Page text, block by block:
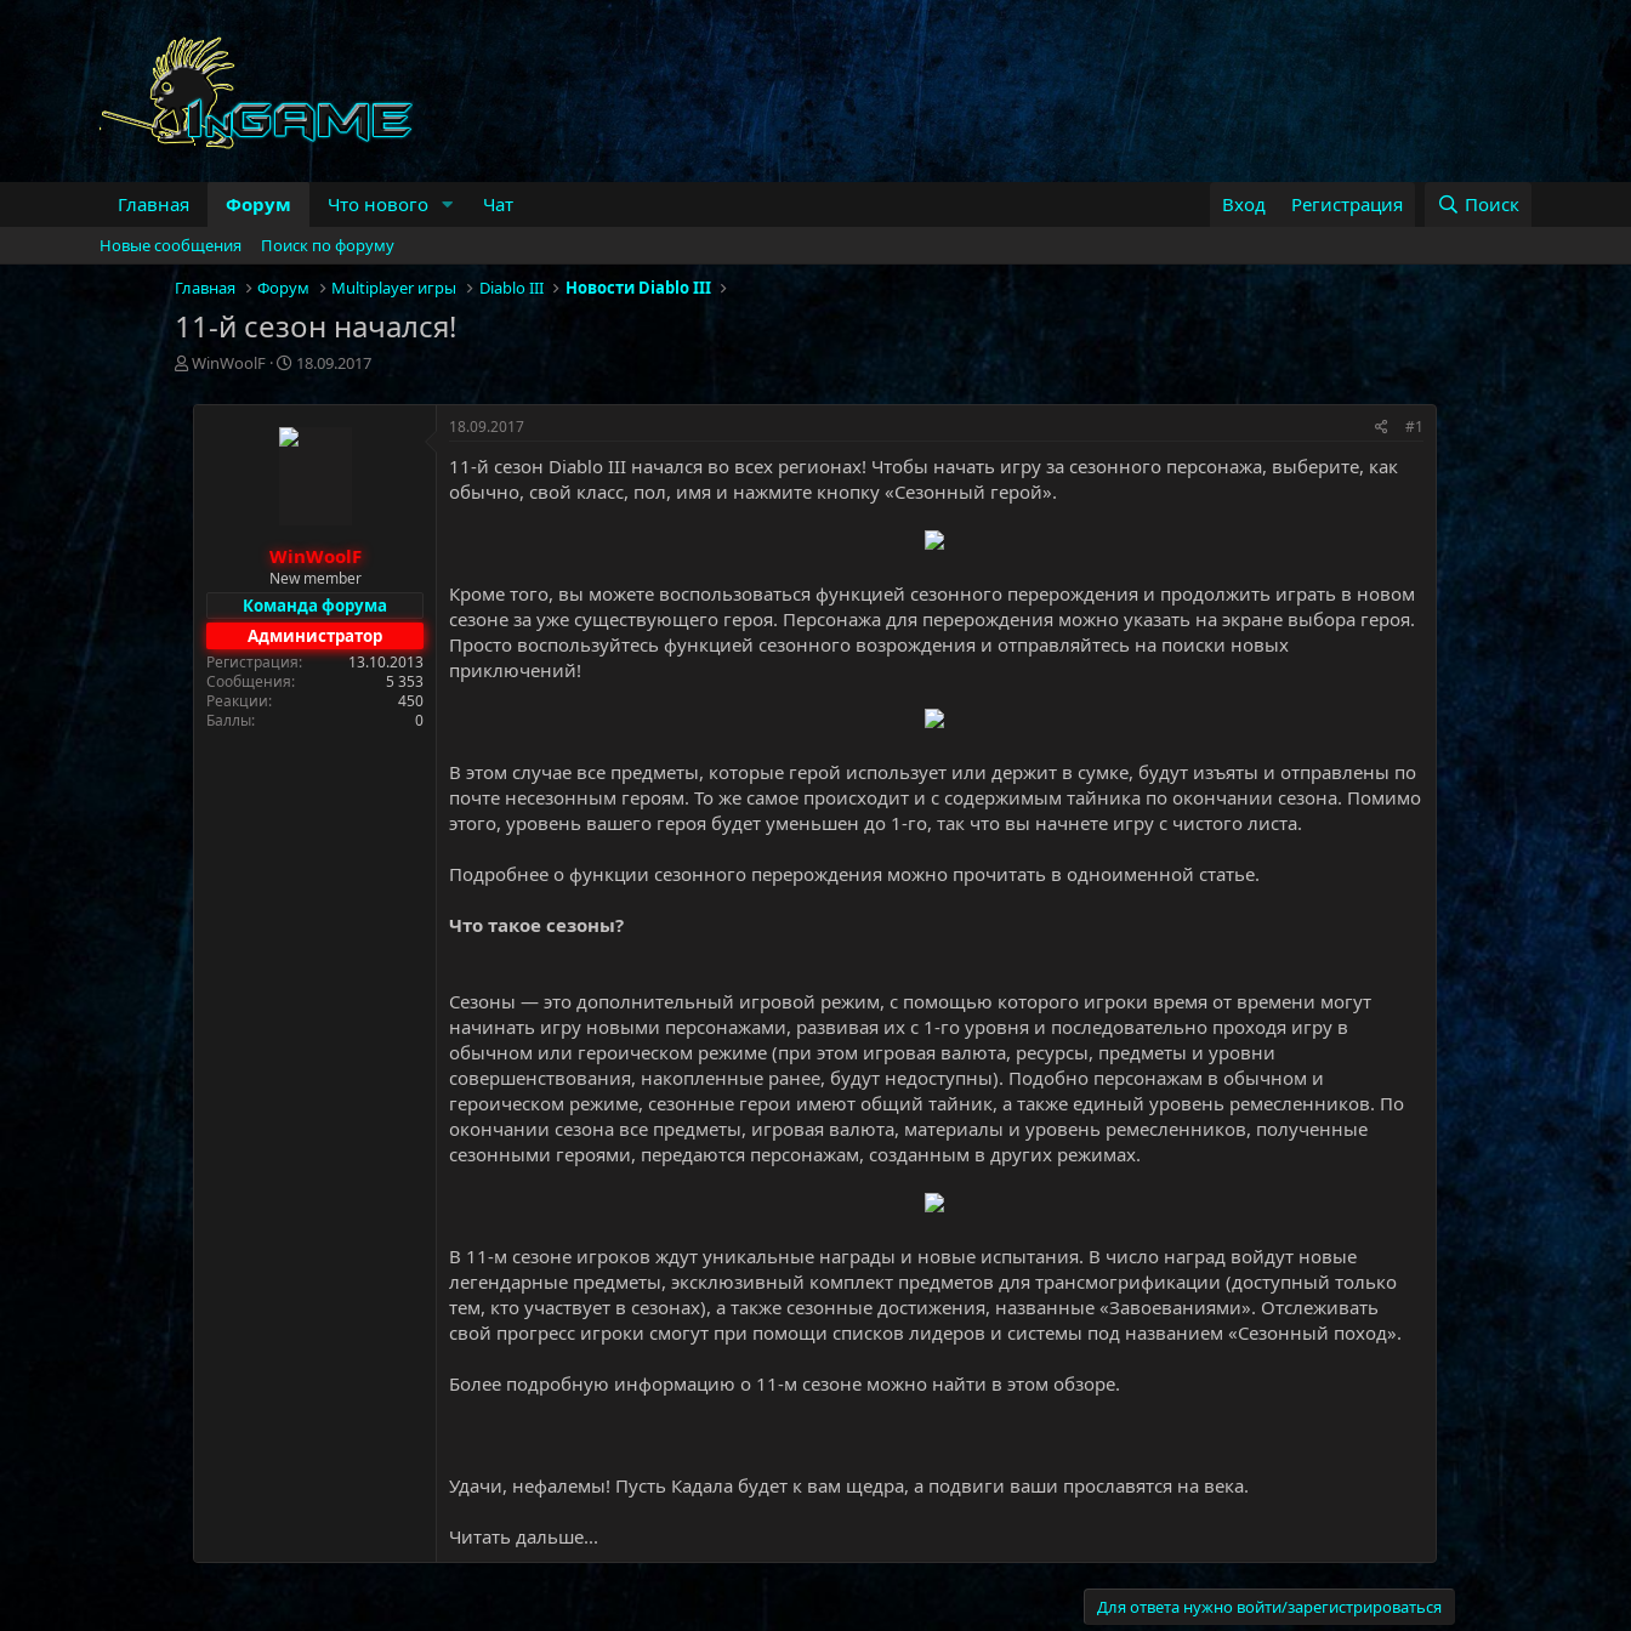
Главная Форум Что нового Чат Вход Регистрация Поиск
Новые сообщения
Поиск по форуму
Главная
Форум Multiplayer игры Diablo III Новости Diablo III
11-й сезон начался!
А
т
WinWoolF
Д
т
а
н
а
18.09.2017
WinWoolF
New member
Команда форума
Администратор
Регистрация
13.10.2013
Сообщения
5 353
Реакции
450
Баллы
0
18.09.2017 #1
11-й сезон Diablo III начался во всех регионах! Чтобы начать игру за сезонного персонажа, выберите, как
обычно, свой класс, пол, имя и нажмите кнопку «Сезонный герой».
​
Кроме того, вы можете воспользоваться функцией сезонного перерождения и продолжить играть в новом
сезоне за уже существующего героя. Персонажа для перерождения можно указать на экране выбора героя.
Просто воспользуйтесь функцией сезонного возрождения и отправляйтесь на поиски новых
приключений!
​
В этом случае все предметы, которые герой использует или держит в сумке, будут изъяты и отправлены по
почте несезонным героям. То же самое происходит и с содержимым тайника по окончании сезона. Помимо
этого, уровень вашего героя будет уменьшен до 1-го, так что вы начнете игру с чистого листа.
Подробнее о функции сезонного перерождения можно прочитать в одноименной статье.
Что такое сезоны?
Сезоны — это дополнительный игровой режим, с помощью которого игроки время от времени могут
начинать игру новыми персонажами, развивая их с 1-го уровня и последовательно проходя игру в
обычном или героическом режиме (при этом игровая валюта, ресурсы, предметы и уровни
совершенствования, накопленные ранее, будут недоступны). Подобно персонажам в обычном и
героическом режиме, сезонные герои имеют общий тайник, а также единый уровень ремесленников. По
окончании сезона все предметы, игровая валюта, материалы и уровень ремесленников, полученные
сезонными героями, передаются персонажам, созданным в других режимах.
​
В 11-м сезоне игроков ждут уникальные награды и новые испытания. В число наград войдут новые
легендарные предметы, эксклюзивный комплект предметов для трансмогрификации (доступный только
тем, кто участвует в сезонах), а также сезонные достижения, названные «Завоеваниями». Отслеживать
свой прогресс игроки смогут при помощи списков лидеров и системы под названием «Сезонный поход».
Более подробную информацию о 11-м сезоне можно найти в этом обзоре.
Удачи, нефалемы! Пусть Кадала будет к вам щедра, а подвиги ваши прославятся на века.
Читать дальше...
Для ответа нужно войти/зарегистрироваться